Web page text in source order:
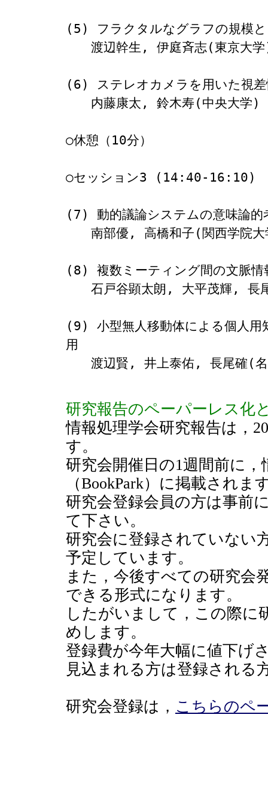
(5) フラクタルなグラフの規模と
渡辺幹生, 伊庭斉志(東京大
(6) ステレオカメラを用いた視差
内藤康太, 鈴木寿(中央大学)
○休憩（10分）
○セッション3 (14:40-16:10)
(7) 動的議論システムの意味論的
南部優, 高橋和子(関西学院
(8) 複数ミーティング間の文脈情
石戸谷顕太朗, 大平茂輝, 長
(9) 小型無人移動体による個人用
用
渡辺賢, 井上泰佑, 長尾確(名
研究報告のペーパーレス化
情報処理学会研究報告は，
す。
研究会開催日の1週間前に
（BookPark）に掲載されま
研究会登録会員の方は事前
て下さい。
研究会に登録されていない
予定しています。
また，今後すべての研究会
できる形式になります。
したがいまして，この際に
めします。
登録費が今年大幅に値下げ
見込まれる方は登録される
研究会登録は， こちらのペ